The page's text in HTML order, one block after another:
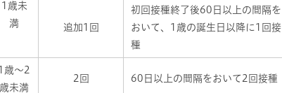
1歳未
満
追加1回
初回接種終了後60日以上の間隔を
おいて、1歳の誕生日以降に1回接
種
歳～2
歳未満
2回 60日以上の間隔をおいて2回接種